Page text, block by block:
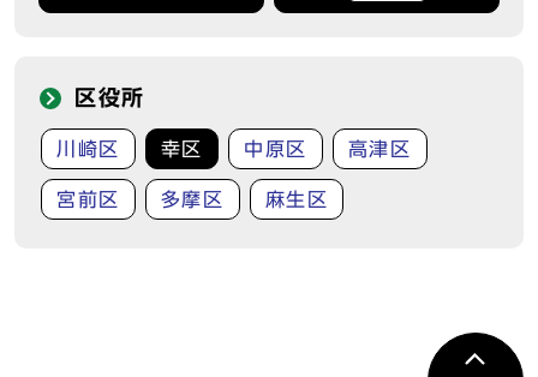
区役所
川崎区 幸区 中原区 高津区
宮前区 多摩区 麻生区